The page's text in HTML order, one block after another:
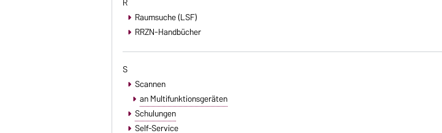
Raumsuche (LSF)
RRZN-Handbücher
S
Scannen
an Multifunktionsgeräten
Schulungen
Self-Service